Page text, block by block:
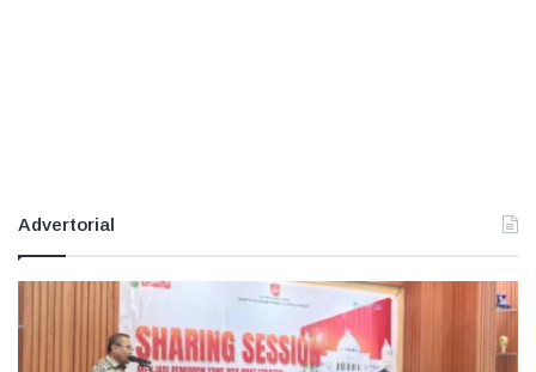
Advertorial